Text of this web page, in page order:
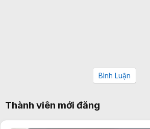
Bình Luận
Thành viên mới đăng